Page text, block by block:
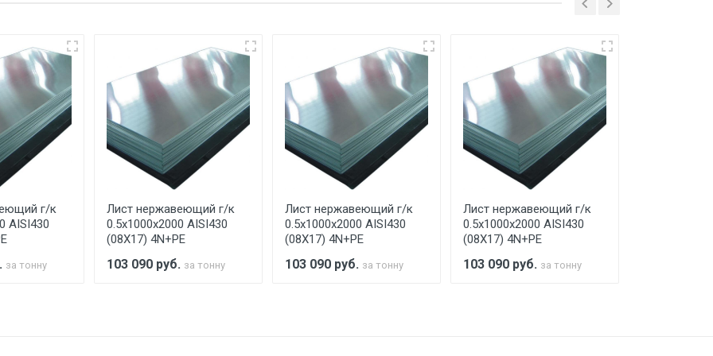
Центральный проезд 27. Погрузка производится только в открытую машину. Ручная
в размере, установленном поставщиком.
обязан обеспечить подъезные пути для разгружаемого а/м. На разгрузку автомобиля
индивидуально.
г/к
AISI430
за тонну
Лист нержавеющий г/к
0.5х1000х2000 AISI430
(08Х17) 4N+PE
103 090 руб. за тонну
Лист нержавеющий г/к
0.5х1000х2000 AISI430
(08Х17) 4N+PE
103 090 руб. за тонну
Лист нержавеющий г/к
0.5х1000х2000 AISI430
(08Х17) 4N+PE
103 090 руб. за тонну